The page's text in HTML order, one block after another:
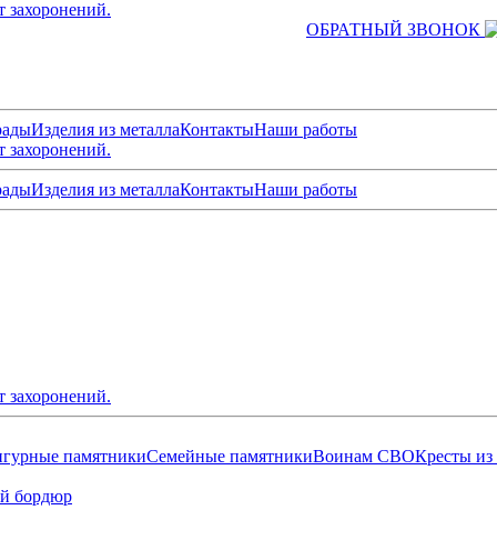
захоронений.
ОБРАТНЫЙ ЗВОНОК
Изделия из металлаКонтактыНаши работы
захоронений.
Изделия из металлаКонтактыНаши работы
захоронений.
памятникиСемейные памятникиВоинам СВОКресты из
бордюр